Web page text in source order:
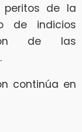
de la
de indicios
de las
continúa en